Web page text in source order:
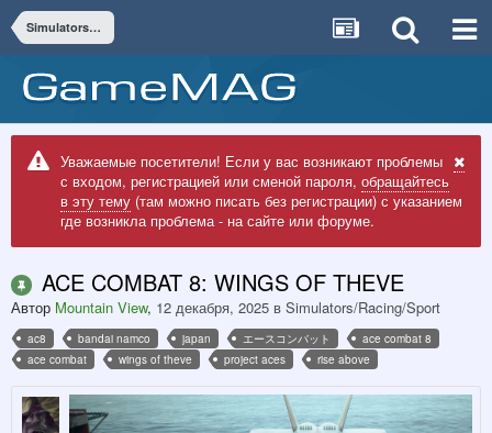
Simulators/Racing/Sport
Уважаемые посетители! Если у вас возникают проблемы
с входом, регистрацией или сменой пароля, обращайтесь
в эту тему (там можно писать без регистрации) с указанием
где возникла проблема - на сайте или форуме.
ACE COMBAT 8: WINGS OF THEVE
Автор Mountain View, 12 декабря, 2025 в Simulators/Racing/Sport
ac8 bandai namco japan エースコンバット
ace combat 8
ace combat
wings of theve project aces rise above